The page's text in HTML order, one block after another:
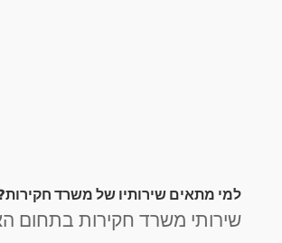
למי מתאים שירותיו של משרד
שירותי משרד חקירות בתחום